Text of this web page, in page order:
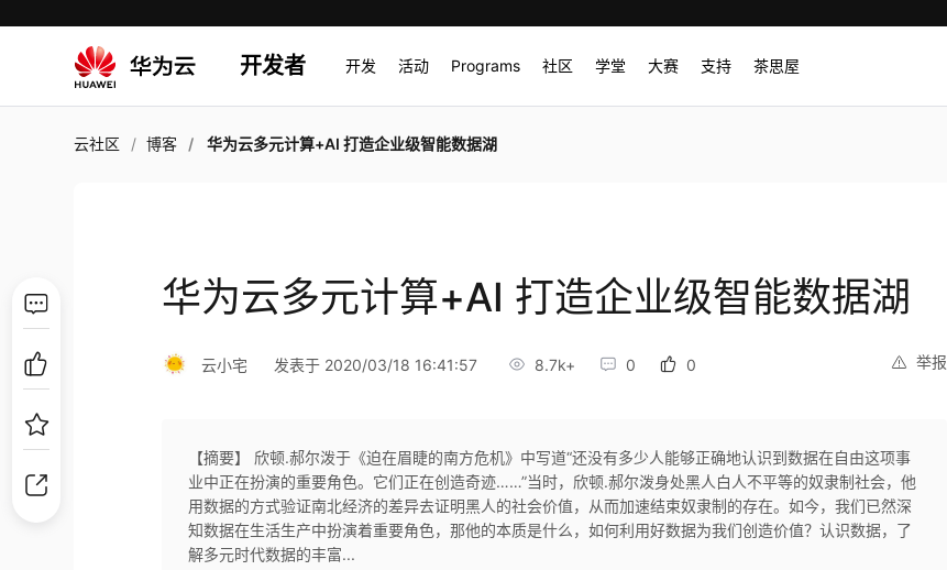
开发者 开发 活动 Programs 社区 学堂 大赛 支持 茶思屋
云社区 博客 华为云多元计算+AI 打造企业级智能数据湖
华为云多元计算+AI 打造企业级智能数据湖
举报
云小宅 发表于 2020/03/18 16:41:57 8.7k+ 0 0
【摘要】 欣顿.郝尔泼于《迫在眉睫的南方危机》中写道“还没有多少人能够正确地认识到数据在自由这项事
业中正在扮演的重要角色。它们正在创造奇迹……”当时，欣顿.郝尔泼身处黑人白人不平等的奴隶制社会，他
用数据的方式验证南北经济的差异去证明黑人的社会价值，从而加速结束奴隶制的存在。如今，我们已然深
知数据在生活生产中扮演着重要角色，那他的本质是什么，如何利用好数据为我们创造价值？认识数据，了
解多元时代数据的丰富...